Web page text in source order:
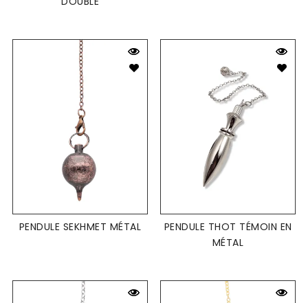
PENDULE SEKHMET MÉTAL
PENDULE THOT TÉMOIN EN
MÉTAL